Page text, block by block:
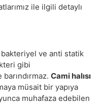
ile ilgili detaylı
ve anti statik
gibi
Cami halısı
müsait bir yapıya
muhafaza edebilen